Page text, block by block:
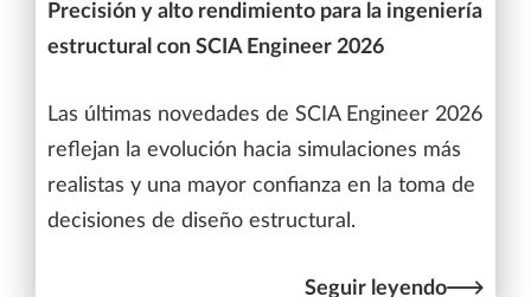
Precisión y alto rendimiento para la ingeniería
estructural con SCIA Engineer 2026
Las últimas novedades de SCIA Engineer 2026
reflejan la evolución hacia simulaciones más
realistas y una mayor confianza en la toma de
decisiones de diseño estructural.
Seguir leyendo